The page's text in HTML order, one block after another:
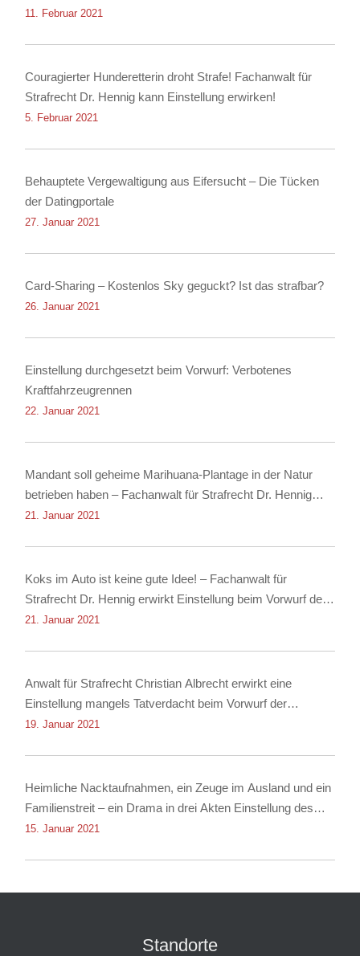
Diebstahls sowie der Körperverletzung
11. Februar 2021
Couragierter Hunderetterin droht Strafe! Fachanwalt für
Strafrecht Dr. Hennig kann Einstellung erwirken!
5. Februar 2021
Behauptete Vergewaltigung aus Eifersucht – Die Tücken
der Datingportale
27. Januar 2021
Card-Sharing – Kostenlos Sky geguckt? Ist das strafbar?
26. Januar 2021
Einstellung durchgesetzt beim Vorwurf: Verbotenes
Kraftfahrzeugrennen
22. Januar 2021
Mandant soll geheime Marihuana-Plantage in der Natur
betrieben haben – Fachanwalt für Strafrecht Dr. Hennig
erwirkt Einstellung
21. Januar 2021
Koks im Auto ist keine gute Idee! – Fachanwalt für
Strafrecht Dr. Hennig erwirkt Einstellung beim Vorwurf des
Besitzes von Kokain!
21. Januar 2021
Anwalt für Strafrecht Christian Albrecht erwirkt eine
Einstellung mangels Tatverdacht beim Vorwurf der
Nachstellung
19. Januar 2021
Heimliche Nacktaufnahmen, ein Zeuge im Ausland und ein
Familienstreit – ein Drama in drei Akten Einstellung des
Verfahrens dank Rechtsanwalt für Strafrecht Christian
15. Januar 2021
Standorte